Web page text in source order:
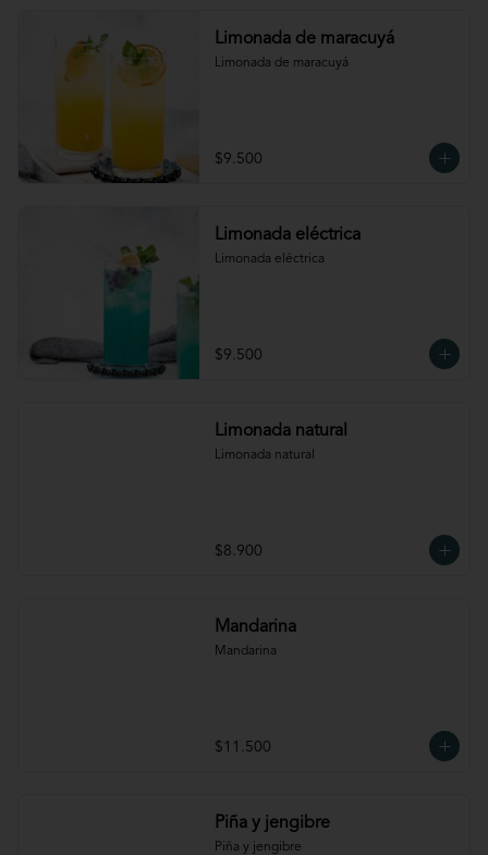
Limonada de maracuyá
Limonada de maracuyá
$9.500
Limonada eléctrica
Limonada eléctrica
$9.500
Limonada natural
Limonada natural
$8.900
Mandarina
Mandarina
$11.500
Piña y jengibre
Piña y jengibre